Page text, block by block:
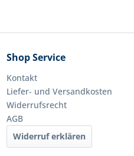
Shop Service
Kontakt
Liefer- und Versandkosten
Widerrufsrecht
AGB
Widerruf erklären